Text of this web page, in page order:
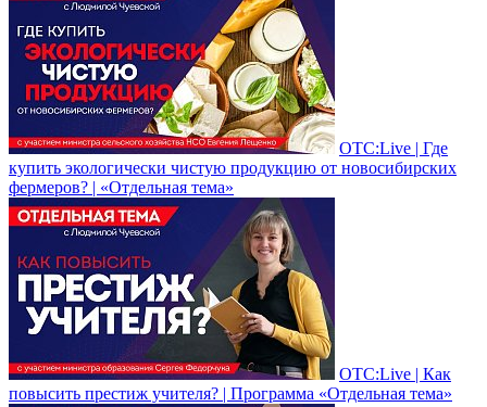
ОТС:Live | Где
купить экологически чистую продукцию от новосибирских
фермеров? | «Отдельная тема»
ОТС:Live | Как
повысить престиж учителя? | Программа «Отдельная тема»